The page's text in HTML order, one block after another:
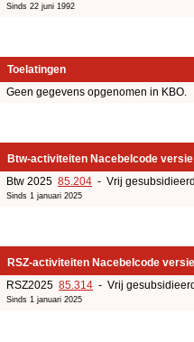
Sinds 22 juni 1992
Toelatingen
Geen gegevens opgenomen in KBO.
Btw-activiteiten Nacebelcode
Btw 2025 85.204 - Vrij
Sinds 1 januari 2025
RSZ-activiteiten Nacebelcode
RSZ2025 85.314 - Vrij
Sinds 1 januari 2025